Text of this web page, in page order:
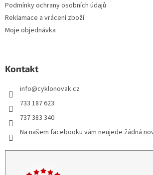
Podmínky ochrany osobních údajů
Reklamace a vrácení zboží
Moje objednávka
Kontakt
info@cyklonovak.cz
733 187 623
737 383 340
Na našem facebooku vám neujede žádná